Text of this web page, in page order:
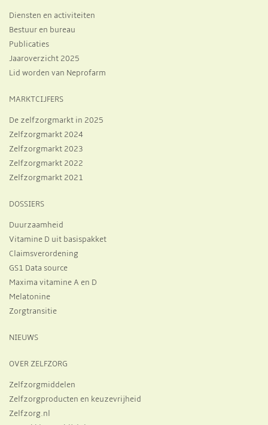
Diensten en activiteiten
Bestuur en bureau
Publicaties
Jaaroverzicht 2025
Lid worden van Neprofarm
MARKTCIJFERS
De zelfzorgmarkt in 2025
Zelfzorgmarkt 2024
Zelfzorgmarkt 2023
Zelfzorgmarkt 2022
Zelfzorgmarkt 2021
DOSSIERS
Duurzaamheid
Vitamine D uit basispakket
Claimsverordening
GS1 Data source
Maxima vitamine A en D
Melatonine
Zorgtransitie
NIEUWS
OVER ZELFZORG
Zelfzorgmiddelen
Zelfzorgproducten en keuzevrijheid
Zelfzorg.nl